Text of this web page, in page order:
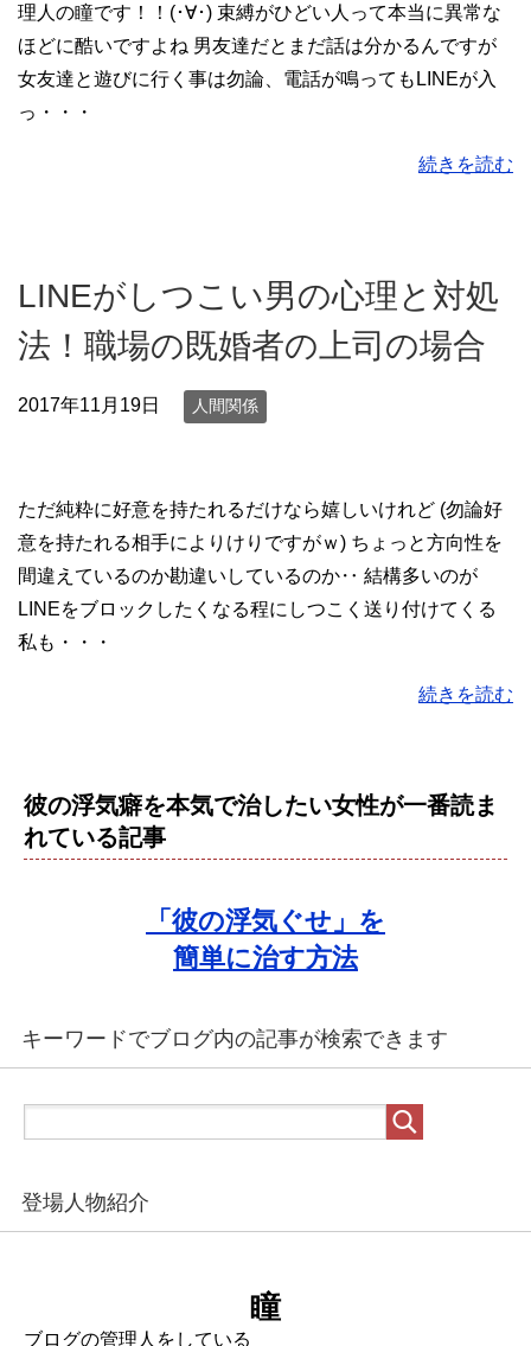
理人の瞳です！！(･∀･) 束縛がひどい人って本当に異常な
ほどに酷いですよね 男友達だとまだ話は分かるんですが
女友達と遊びに行く事は勿論、電話が鳴ってもLINEが入
っ・・・
続きを読む
LINEがしつこい男の心理と対処
法！職場の既婚者の上司の場合
2017年11月19日 人間関係
ただ純粋に好意を持たれるだけなら嬉しいけれど (勿論好
意を持たれる相手によりけりですがｗ) ちょっと方向性を
間違えているのか勘違いしているのか‥ 結構多いのが
LINEをブロックしたくなる程にしつこく送り付けてくる
私も・・・
続きを読む
彼の浮気癖を本気で治したい女性が一番読ま
れている記事
「彼の浮気ぐせ」を
簡単に治す方法
キーワードでブログ内の記事が検索できます
登場人物紹介
瞳
ブログの管理人をしている